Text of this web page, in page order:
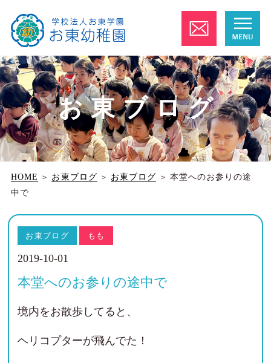
お東ブログ
HOME ＞ お東ブログ ＞ お東ブログ ＞ 本堂へのお参りの途
中で
お東ブログ もも
2019-10-01
本堂へのお参りの途中で
境内をお散歩してると、
ヘリコプターが飛んでた！